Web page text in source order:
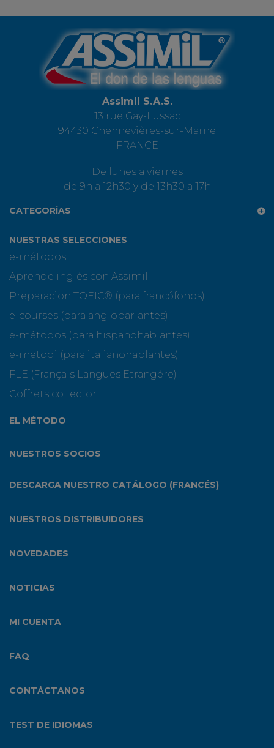
Assimil S.A.S.
13 rue Gay-Lussac
94430 Chennevières-sur-Marne
FRANCE
De lunes a viernes
de 9h a 12h30 y de 13h30 a 17h
CATEGORÍAS
NUESTRAS SELECCIONES
e-métodos
Aprende inglés con Assimil
Preparacion TOEIC® (para francófonos)
e-courses (para angloparlantes)
e-métodos (para hispanohablantes)
e-metodi (para italianohablantes)
FLE (Français Langues Etrangère)
Coffrets collector
EL MÉTODO
NUESTROS SOCIOS
DESCARGA NUESTRO CATÁLOGO (FRANCÉS)
NUESTROS DISTRIBUIDORES
NOVEDADES
NOTICIAS
MI CUENTA
FAQ
CONTÁCTANOS
TEST DE IDIOMAS